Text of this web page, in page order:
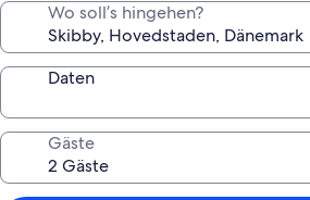
Wo soll’s hingehen?
Daten
Gäste